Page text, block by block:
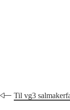
Til vg3